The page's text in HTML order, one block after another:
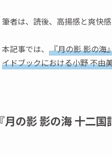
筆者は、読後、高揚感と爽快
本記事では、 『月の影 影の海
イドブックにおける小野 不由
『月の影 影の海 十二